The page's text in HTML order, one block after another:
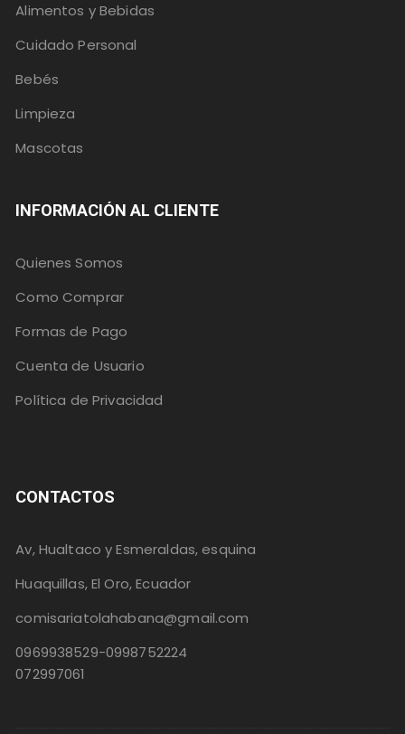
Alimentos y Bebidas
Cuidado Personal
Bebés
Limpieza
Mascotas
INFORMACIÓN AL CLIENTE
Quienes Somos
Como Comprar
Formas de Pago
Cuenta de Usuario
Política de Privacidad
CONTACTOS
Av, Hualtaco y Esmeraldas, esquina
Huaquillas, El Oro, Ecuador
comisariatolahabana@gmail.com
0969938529-0998752224
072997061